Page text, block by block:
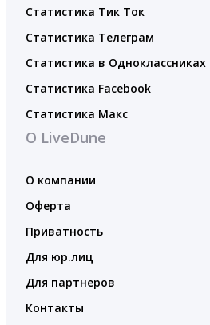
Статистика Тик Ток
Статистика Телеграм
Статистика в Одноклассниках
Статистика Facebook
Статистика Макс
О LiveDune
О компании
Оферта
Приватность
Для юр.лиц
Для партнеров
Контакты